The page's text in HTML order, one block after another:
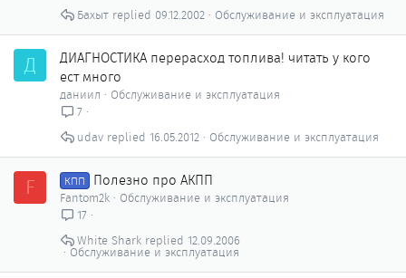
Обслуживание и эксплуатация
09.12.2002
Бахыт
Д
ДИАГНОСТИКА перерасход топлива! читать у кого
ест много
даниил
Обслуживание и эксплуатация
7
Обслуживание и эксплуатация
16.05.2012
udav
F КПП Полезно про АКПП
Fantom2k
Обслуживание и эксплуатация
17
Обслуживание и эксплуатация
12.09.2006
White Shark